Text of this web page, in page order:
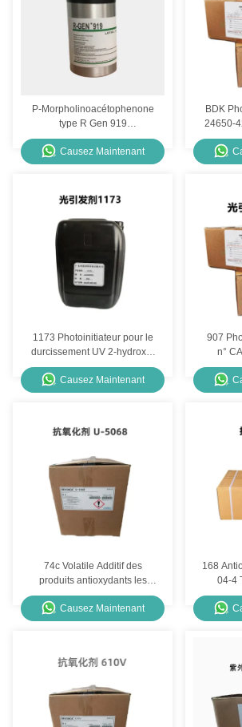
P-Morpholinoacétophenone
type R Gen 919
Photoinitiateur pour le
durcissement à LED 210000
cps
Causez Maintenant
BDK
24650-
1173 Photoinitiateur pour le
durcissement UV 2-hydroxy-
2-méthylpropiophénone Cas
n° 7473-98-5
Causez Maintenant
907
n°
74c Volatile Additif des
produits antioxydants les
plus élevés utilisés dans le
revonox plastique U 5068
Causez Maintenant
168
04-4